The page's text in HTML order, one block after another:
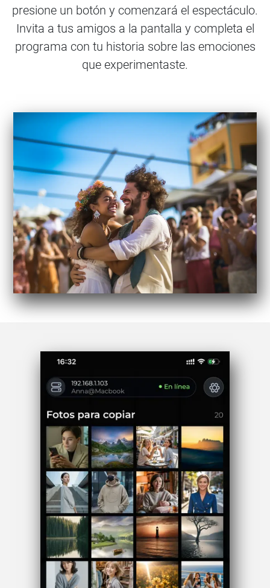
presione un botón y comenzará el espectáculo.
Invita a tus amigos a la pantalla y completa el
programa con tu historia sobre las emociones
que experimentaste.